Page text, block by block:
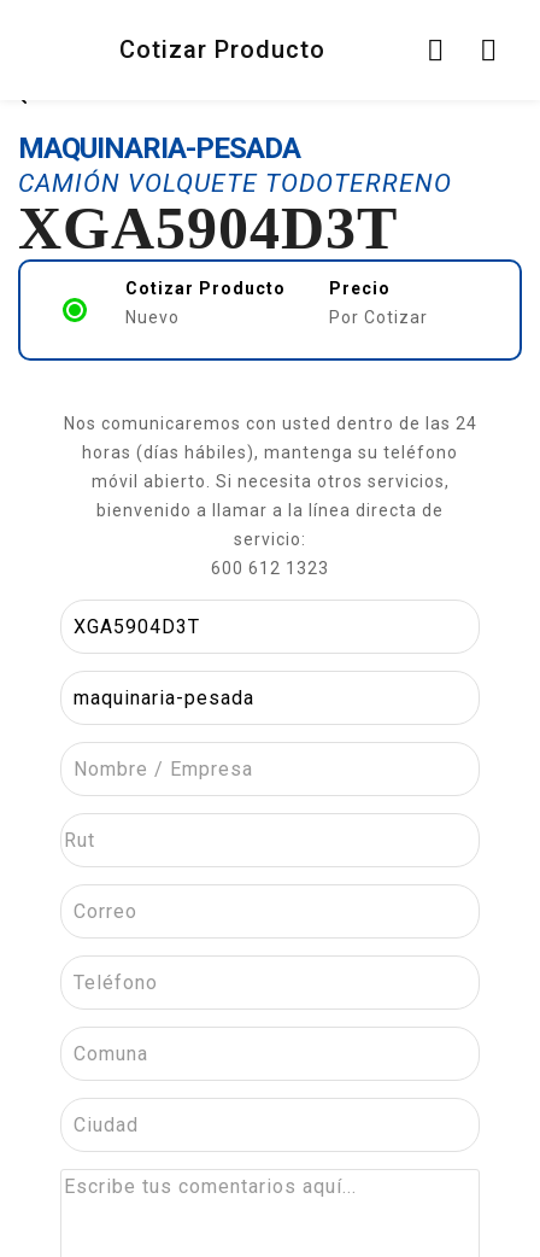
Cotizar Producto
MAQUINARIA-PESADA
CAMIÓN VOLQUETE TODOTERRENO
XGA5904D3T
Cotizar Producto
Nuevo
Precio
Por Cotizar
Nos comunicaremos con usted dentro de las 24
horas (días hábiles), mantenga su teléfono
móvil abierto. Si necesita otros servicios,
bienvenido a llamar a la línea directa de
servicio:
600 612 1323